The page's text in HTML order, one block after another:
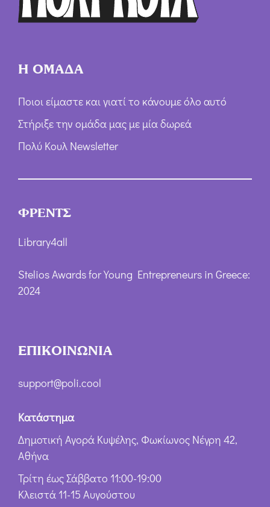
Η ΟΜΑΔΑ
Ποιοι είμαστε και γιατί το κάνουμε όλο αυτό
Στήριξε την ομάδα μας με μία δωρεά
Πολύ Κουλ Newsletter
ΦΡΕΝΤΣ
Library4all
Stelios Awards for Young Entrepreneurs in Greece:
2024
ΕΠΙΚΟΙΝΩΝΙΑ
support@poli.cool
Κατάστημα
Δημοτική Αγορά Κυψέλης, Φωκίωνος Νέγρη 42,
Αθήνα
Τρίτη έως Σάββατο 11:00-19:00
Κλειστά 11-15 Αυγούστου